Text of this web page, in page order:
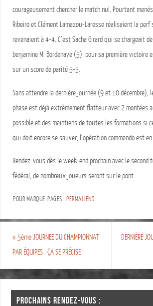
courageusement chercher le match nul. Pourtant
Ribeiro et Clément Lamazou-Laresse réalisaient la
revenaient à 4-4. C’est Sacha Girard qui se chargeait
benjamine M. Bordenave (5), pour sa première victoire
sur un score de parité 5-5.
Sans attendre la dernière journée (9 et 10 décembre),
phase est déjà extrêmement flatteur avec 2 montées
possible et des maintiens de toutes les formations si
qui doit encore se sauver, l’opération commando est en
Rendez-vous dès le week-end prochain avec le
fédéral, de nombreux joueurs seront sur le pont.
POUR MARQUE-PAGES : PERMALIENS.
« 5ème JOURNEE DU CHAMPIONNAT
PAR ÉQUIPES : ÇA SE PRÉCISE !
DERNIÈRE
PROCHAINS RENDEZ-VOUS :